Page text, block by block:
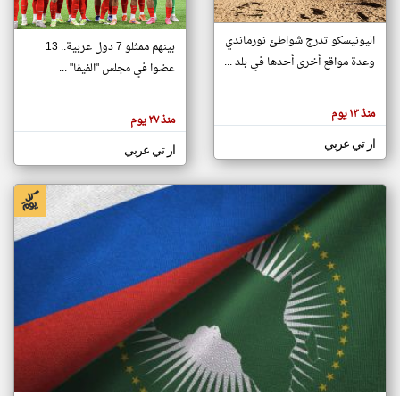
تغيير الدولة
اخبار جزر القمر على مدار الساعة
أهم اخبار جزر القمر العاجلة والمباشرة
هنا عن
وجهة
كاتبيها.
اليونيسكو تدرج شواطئ نورماندي
وعدة مواقع أخرى أحدها في بلد ...
منذ ١٣ يوم
ار تي عربي
بينهم ممثلو 7 دول عربية.. 13
عضوا في مجلس "الفيفا" ...
منذ ٢٧ يوم
ار تي عربي
klyoum.com